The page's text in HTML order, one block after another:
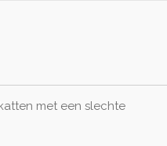
met een slechte